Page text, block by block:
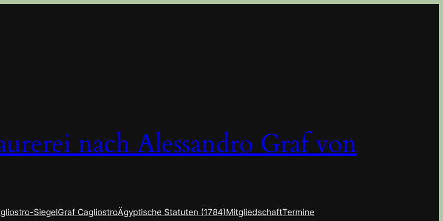
nach Alessandro Graf von
SiegelGraf CagliostroÄgyptische Statuten (1784)MitgliedschaftTermine